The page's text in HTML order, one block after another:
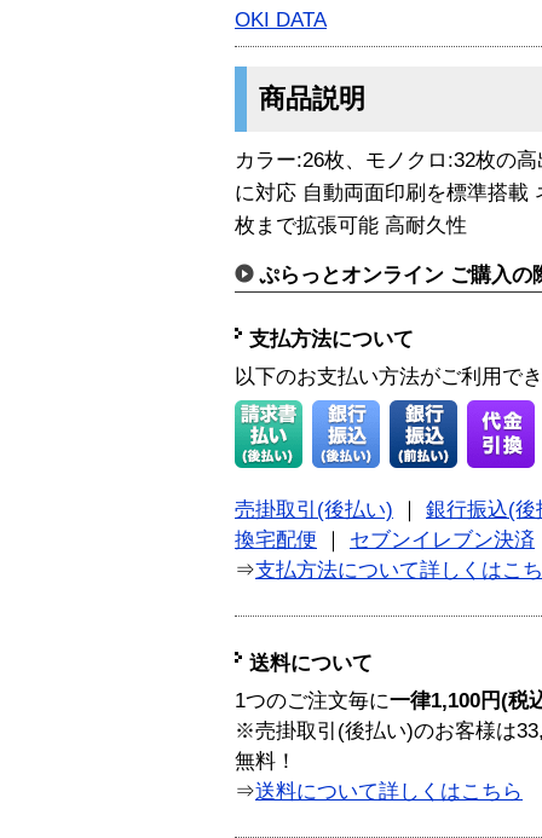
OKI DATA
商品説明
カラー:26枚、モノクロ:32枚の
に対応 自動両面印刷を標準搭載
枚まで拡張可能 高耐久性
ぷらっとオンライン ご購入の
支払方法について
以下のお支払い方法がご利用で
売掛取引(後払い)
銀行振込(後
換宅配便
セブンイレブン決済
⇒支払方法について詳しくはこ
送料について
1つのご注文毎に一律1,100円(税
※売掛取引(後払い)のお客様は
無料！
⇒送料について詳しくはこちら